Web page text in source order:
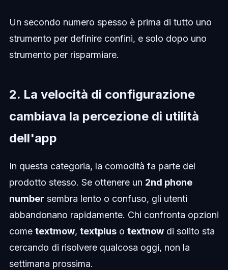
Un secondo numero spesso è prima di tutto uno
strumento per definire confini, e solo dopo uno
strumento per risparmiare.
2. La velocità di configurazione
cambiava la percezione di utilità
dell'app
In questa categoria, la comodità fa parte del
prodotto stesso. Se ottenere un 2nd phone
number sembra lento o confuso, gli utenti
abbandonano rapidamente. Chi confronta opzioni
come textmow, textpluso textnowdi solito sta
cercando di risolvere qualcosa oggi, non la
settimana prossima.